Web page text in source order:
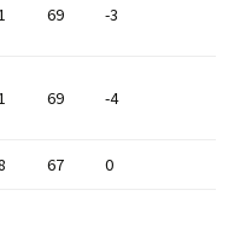
69 -3
69 -4
67 0